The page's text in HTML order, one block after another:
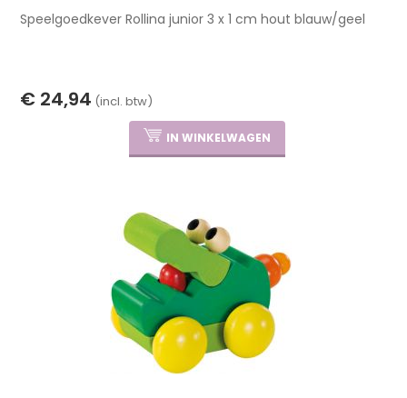
Speelgoedkever Rollina junior 3 x 1 cm hout blauw/geel
€ 24,94 (incl. btw)
IN WINKELWAGEN